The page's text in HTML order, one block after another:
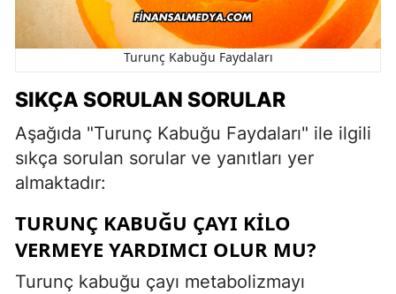
Turunç Kabuğu Faydaları
SIKÇA SORULAN SORULAR
Aşağıda "Turunç Kabuğu Faydaları" ile ilgili
sıkça sorulan sorular ve yanıtları yer
almaktadır:
TURUNÇ KABUĞU ÇAYI KILO
VERMEYE YARDIMCI OLUR MU?
Turunç kabuğu çayı metabolizmayı